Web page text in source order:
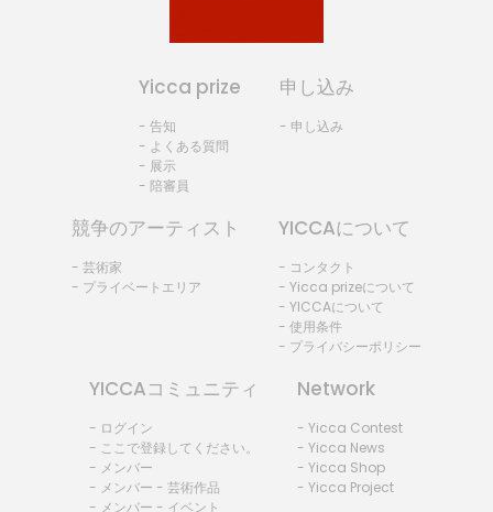
Yicca prize
- 告知
- よくある質問
- 展示
- 陪審員
申し込み
- 申し込み
競争のアーティスト
- 芸術家
- プライベートエリア
YICCAについて
- コンタクト
- Yicca prizeについて
- YICCAについて
- 使用条件
- プライバシーポリシー
YICCAコミュニティ
- ログイン
- ここで登録してください。
- メンバー
- メンバー - 芸術作品
- メンバー - イベント
Network
- Yicca Contest
- Yicca News
- Yicca Shop
- Yicca Project